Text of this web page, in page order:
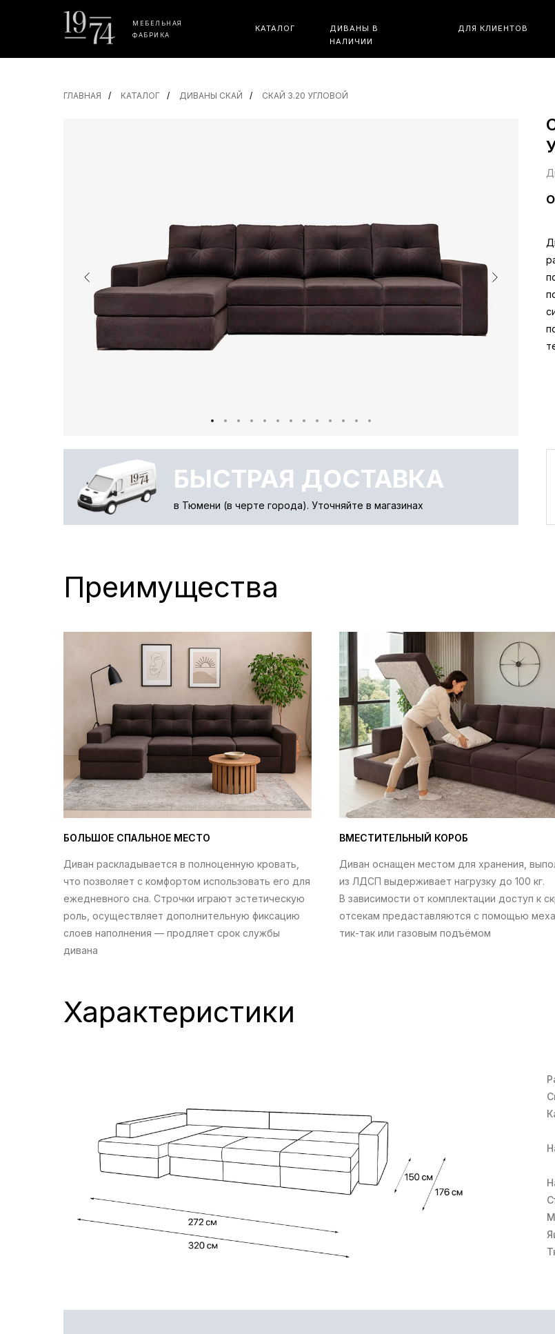
МЕБЕЛЬНАЯ
ФАБРИКА
КАТАЛОГ
ДИВАНЫ В
НАЛИЧИИ
ДЛЯ КЛИЕНТОВ
ГЛАВНАЯ / КАТАЛОГ / ДИВАНЫ СКАЙ / СКАЙ 3.20 УГЛОВОЙ
в Тюмени (в черте города). Уточняйте в магазинах
БЫСТРАЯ ДОСТАВКА
Диван раскладывается в полноценную кровать,
что позволяет с комфортом использовать его для
ежедневного сна. Строчки играют эстетическую
роль, осуществляет дополнительную фиксацию
слоев наполнения — продляет срок службы
дивана
БОЛЬШОЕ СПАЛЬНОЕ МЕСТО
Диван оснащен местом для хранения,
из ЛДСП выдерживает нагрузку до 100 кг.
В зависимости от комплектации доступ к
отсекам предаставляются с помощью
тик-так или газовым подъёмом
обеспечивает максимальную мягкость
Преимущества
ВМЕСТИТЕЛЬНЫЙ КОРОБ
и широкий выбор тканей — идеальное
для гостиной
Характеристики